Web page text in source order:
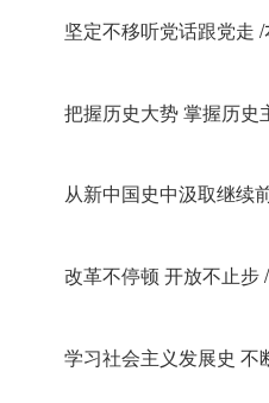
坚定不移听党话跟党走 /
把握历史大势 掌握历史
从新中国史中汲取继续
改革不停顿 开放不止步/
学习社会主义发展史 不